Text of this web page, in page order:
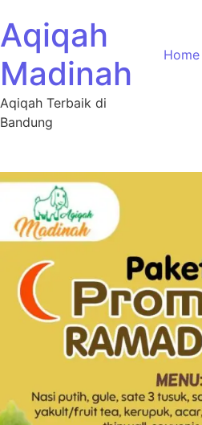
Aqiqah
Madinah
Aqiqah Terbaik di
Bandung
Home